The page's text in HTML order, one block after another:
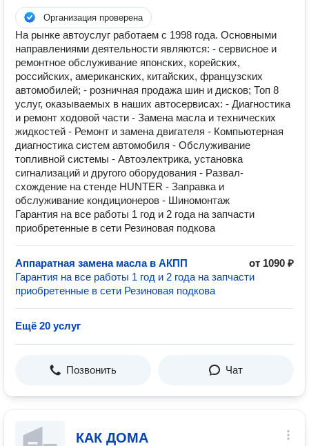
Организация проверена
На рынке автоуслуг работаем с 1998 года. Основными
направлениями деятельности являются: - сервисное и
ремонтное обслуживание японских, корейских,
российских, американских, китайских, французских
автомобилей; - розничная продажа шин и дисков; Топ 8
услуг, оказываемых в наших автосервисах: - Диагностика
и ремонт ходовой части - Замена масла и технических
жидкостей - Ремонт и замена двигателя - Компьютерная
диагностика систем автомобиля - Обслуживание
топливной системы - Автоэлектрика, установка
сигнализаций и другого оборудования - Развал-
схождение на стенде HUNTER - Заправка и
обслуживание кондиционеров - Шиномонтаж
Гарантия на все работы 1 год и 2 года на запчасти
приобретенные в сети Резиновая подкова
Аппаратная замена масла в АКПП
от 1090 ₽
Гарантия на все работы 1 год и 2 года на запчасти
приобретенные в сети Резиновая подкова
Ещё 20 услуг
Позвонить Чат
КАК ДОМА